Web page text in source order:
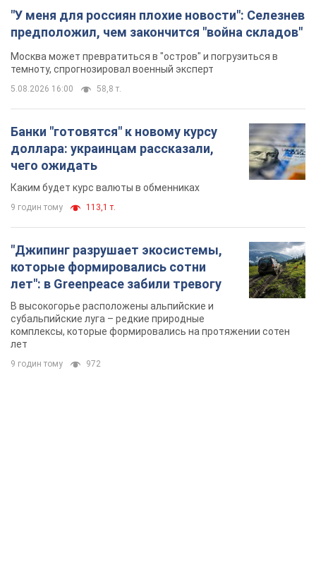
9 годин тому
"Джипинг разрушает экосистемы,
которые формировались сотни
лет": в Greenpeace забили тревогу
В высокогорье расположены альпийские и
комплексы, которые формировались на протяжении сотен
лет
9 годин тому 972